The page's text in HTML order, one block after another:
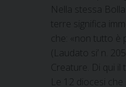
Nella stessa
terre significa
che: «non tutto
(Laudato si’ n.
Creature. Di qui
Le 12 diocesi